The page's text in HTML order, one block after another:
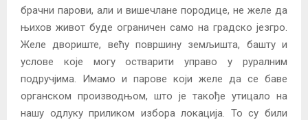
брачни парови, али и вишечлане породице, не желе да
њихов живот буде ограничен само на градско језгро.
Желе двориште, већу површину земљишта, башту и
услове које могу остварити управо у руралним
подручјима. Имамо и парове који желе да се баве
органском производњом, што је такође утицало на
нашу одлуку приликом избора локација. То су били